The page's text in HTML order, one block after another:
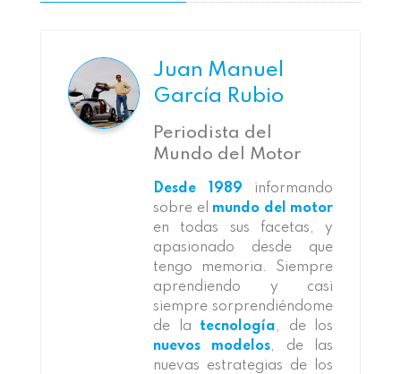
Juan Manuel
García Rubio
Periodista del
Mundo del Motor
Desde 1989 informando
sobre el mundo del motor
en todas sus facetas, y
apasionado desde que
tengo memoria. Siempre
aprendiendo y casi
siempre sorprendiéndome
de la tecnología, de los
nuevos modelos, de las
nuevas estrategias de los